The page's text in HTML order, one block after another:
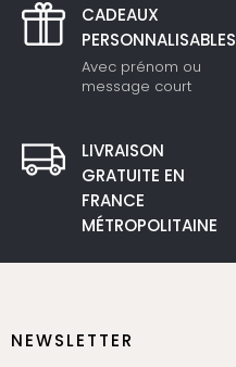
CADEAUX
PERSONNALISABLES
Avec prénom ou
message court
LIVRAISON
GRATUITE EN
FRANCE
MÉTROPOLITAINE
NEWSLETTER